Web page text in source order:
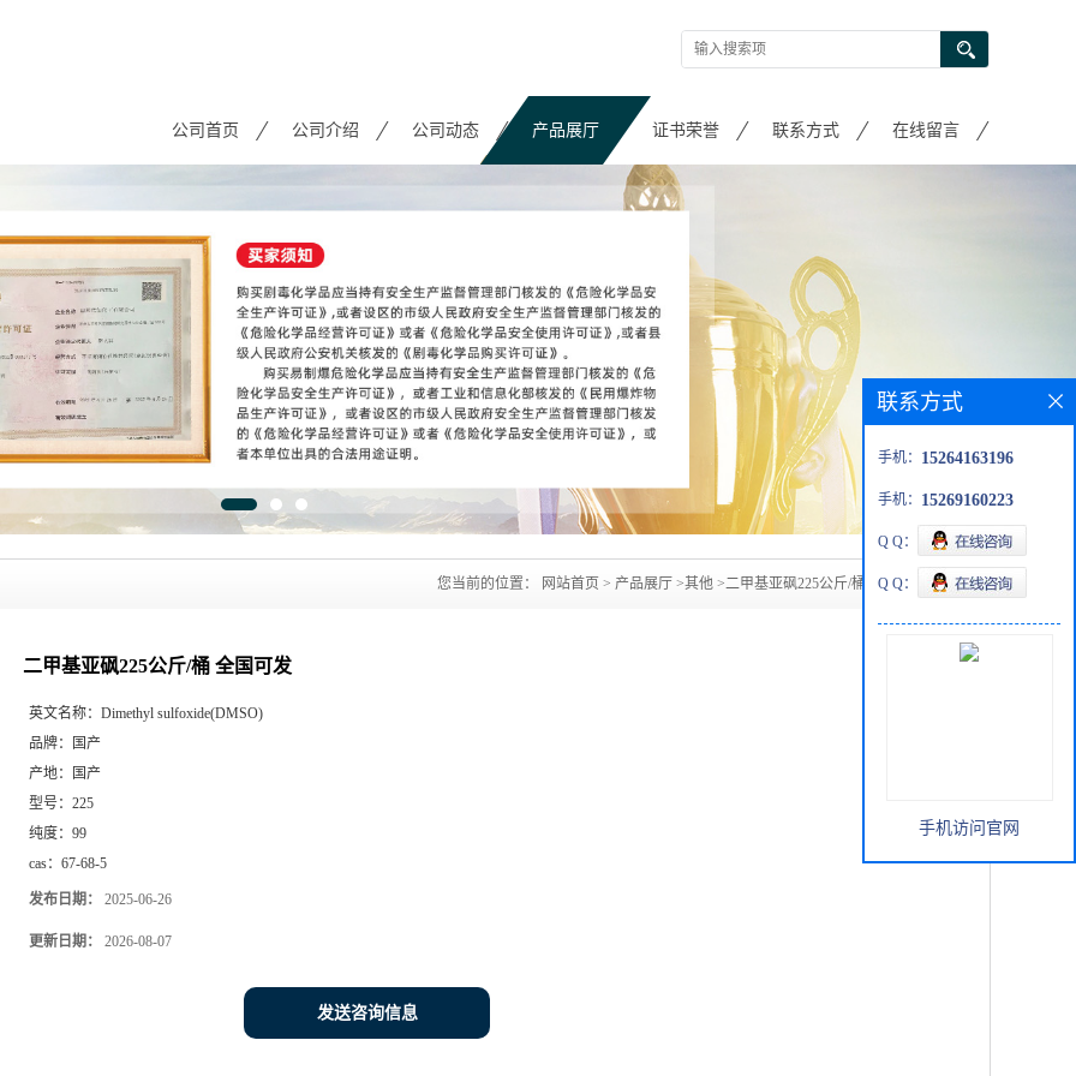
公司首页 公司介绍 公司动态 产品展厅 证书荣誉 联系方式 在线留言
您当前的位置： 网站首页 > 产品展厅 >其他 >二甲基亚砜225公斤/桶 全国可发
二甲基亚砜225公斤/桶 全国可发
英文名称： Dimethyl sulfoxide(DMSO)
品牌：
国产
产地：
国产
型号： 225
纯度： 99
cas： 67-68-5
发布日期： 2025-06-26
更新日期： 2026-08-07
发送咨询信息
联系方式
手机： 15264163196
手机： 15269160223
Q Q：
Q Q：
手机访问官网